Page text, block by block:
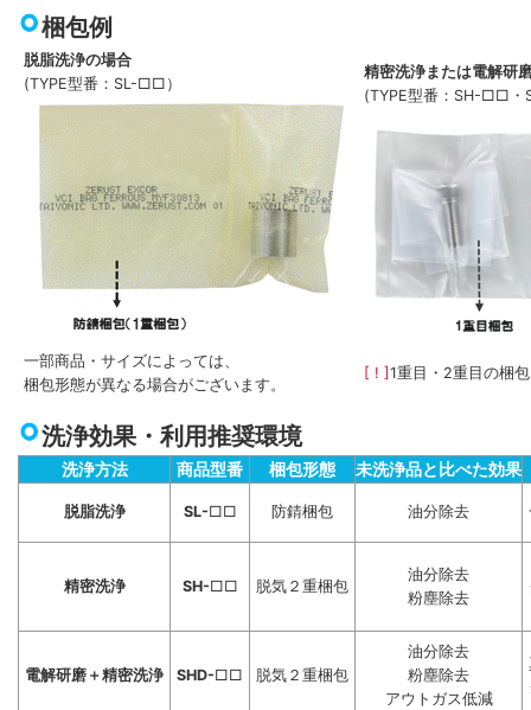
梱包例
脱脂洗浄の場合
(TYPE型番：SL-□□）
一部商品・サイズによっては、
梱包形態が異なる場合がございます。
精密洗浄または電解研
(TYPE型番：SH-□□
[ ! ] 1重目・2重目の梱
洗浄効果・利用推奨環境
洗浄方法 商品型番 梱包形態 未洗浄品と比べた効果
脱脂洗浄 SL-□□ 防錆梱包 油分除去
精密洗浄 SH-□□ 脱気２重梱包
油分除去
粉塵除去
電解研磨＋精密洗浄 SHD-□□ 脱気２重梱包
油分除去
粉塵除去
アウトガス低減